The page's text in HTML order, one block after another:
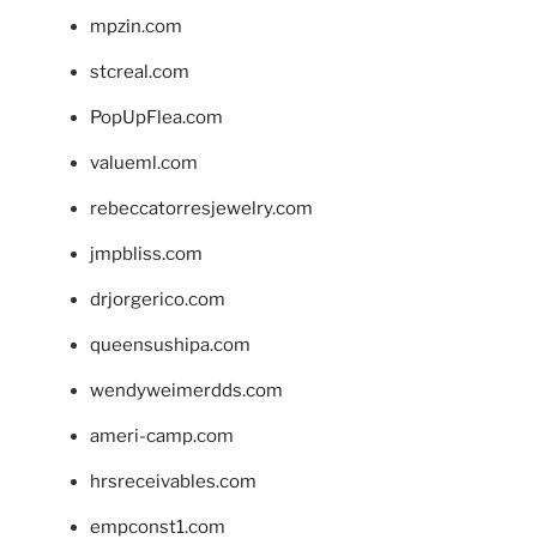
mpzin.com
stcreal.com
PopUpFlea.com
valueml.com
rebeccatorresjewelry.com
jmpbliss.com
drjorgerico.com
queensushipa.com
wendyweimerdds.com
ameri-camp.com
hrsreceivables.com
empconst1.com